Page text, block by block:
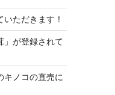
ただきます！
」が登録されて
キノコの直売に